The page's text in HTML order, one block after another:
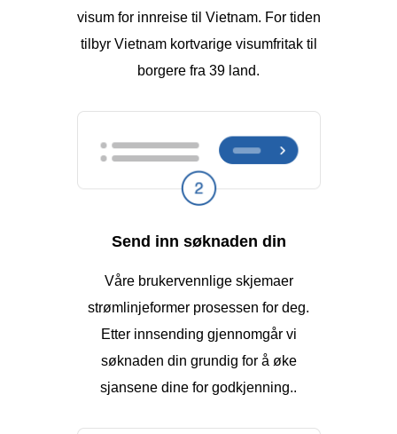
visum for innreise til Vietnam. For tiden
tilbyr Vietnam kortvarige visumfritak til
borgere fra 39 land.
Send inn søknaden din
Våre brukervennlige skjemaer
strømlinjeformer prosessen for deg.
Etter innsending gjennomgår vi
søknaden din grundig for å øke
sjansene dine for godkjenning..